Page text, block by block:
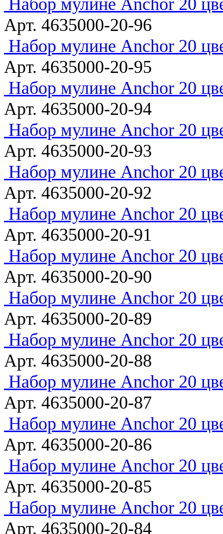
Арт. 4635000-20-96
Набор мулине Anchor 20
Арт. 4635000-20-95
Набор мулине Anchor 20
Арт. 4635000-20-94
Набор мулине Anchor 20
Арт. 4635000-20-93
Набор мулине Anchor 20
Арт. 4635000-20-92
Набор мулине Anchor 20
Арт. 4635000-20-91
Набор мулине Anchor 20
Арт. 4635000-20-90
Набор мулине Anchor 20
Арт. 4635000-20-89
Набор мулине Anchor 20
Арт. 4635000-20-88
Набор мулине Anchor 20
Арт. 4635000-20-87
Набор мулине Anchor 20
Арт. 4635000-20-86
Набор мулине Anchor 20
Арт. 4635000-20-85
Набор мулине Anchor 20
Арт. 4635000-20-84